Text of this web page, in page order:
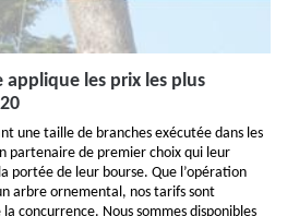
applique les prix les plus
une taille de branches exécutée dans les
partenaire de premier choix qui leur
portée de leur bourse. Que l’opération
arbre ornemental, nos tarifs sont
concurrence. Nous sommes disponibles